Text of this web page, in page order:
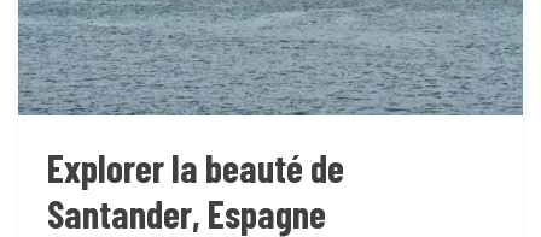
Explorer la beauté de
Santander, Espagne